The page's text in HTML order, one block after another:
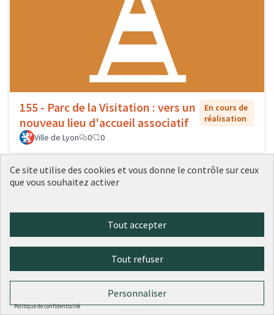
155 - Parc de la Visitation : vers un
nouveau lieu d'accueil associatif
En cours de
réalisation
Ville de Lyon
0 0
156 - Des artistes dans l'école : un
En cours
Ce site utilise des cookies et vous donne le contrôle sur ceux
que vous souhaitez activer
Tout accepter
Tout refuser
Personnaliser
Politique de confidentialité